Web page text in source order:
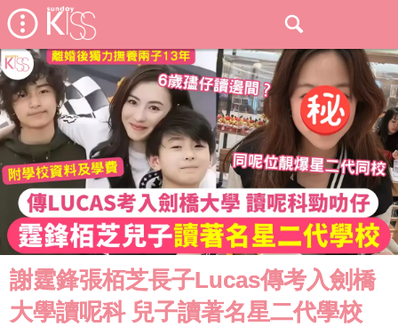
謝霆鋒張栢芝長子Lucas傳考入劍橋
大學讀呢科 兒子讀著名星二代學校